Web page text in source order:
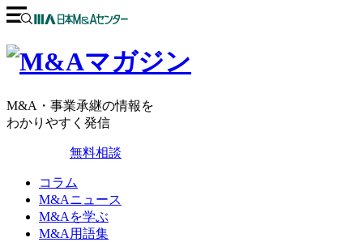
M&A・事業承継の情報を
わかりやすく発信
無料相談
コラム
M&Aニュース
M&Aを学ぶ
M&A用語集